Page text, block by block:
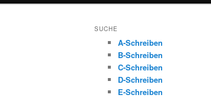
SUCHE
A-Schreiben
B-Schreiben
C-Schreiben
D-Schreiben
E-Schreiben